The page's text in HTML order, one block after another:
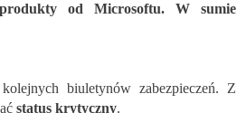
od Microsoftu. W sumie
biuletynów zabezpieczeń. Z
status krytyczny.